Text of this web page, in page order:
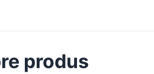
produs